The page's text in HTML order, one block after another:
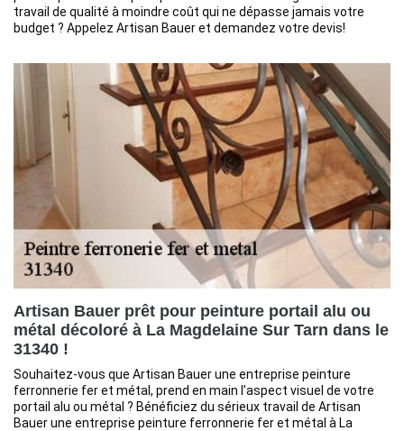
travail de qualité à moindre coût qui ne dépasse jamais votre
budget ? Appelez Artisan Bauer et demandez votre devis!
Artisan Bauer prêt pour peinture portail alu ou
métal décoloré à La Magdelaine Sur Tarn dans le
31340 !
Souhaitez-vous que Artisan Bauer une entreprise peinture
ferronnerie fer et métal, prend en main l’aspect visuel de votre
portail alu ou métal ? Bénéficiez du sérieux travail de Artisan
Bauer une entreprise peinture ferronnerie fer et métal à La